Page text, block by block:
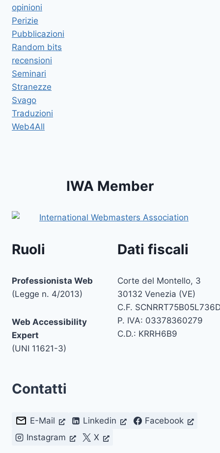
opinioni
Perizie
Pubblicazioni
Random bits
recensioni
Seminari
Stranezze
Svago
Traduzioni
Web4All
IWA Member
Ruoli
Professionista Web
(Legge n. 4/2013)
Web Accessibility
Expert
(UNI 11621-3)
Dati fiscali
Corte del Montello, 3
30132 Venezia (VE)
C.F.
P. IVA: 03378360279
C.D.: KRRH6B9
Contatti
E-Mail Linkedin
Facebook
Instagram
X